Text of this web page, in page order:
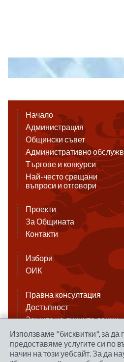
Начало
Администрация
Общински съвет
Административно
Търгове и конкурси
Най-често срещани
въпроси и отговори
Проекти
За Общината
Контакти
Избори
ОИК
Правна консултация
Достъпност
Защита на личните данни
Антикорупция
Връзки
Използваме "бисквитки", за да
предоставяме услугите си по
начин на този уебсайт. За да